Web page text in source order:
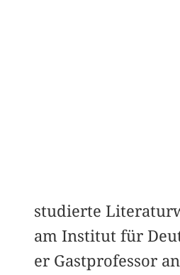
studierte
am Institut für
er Gastprofessor